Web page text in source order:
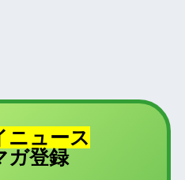
ニュース
ガ登録